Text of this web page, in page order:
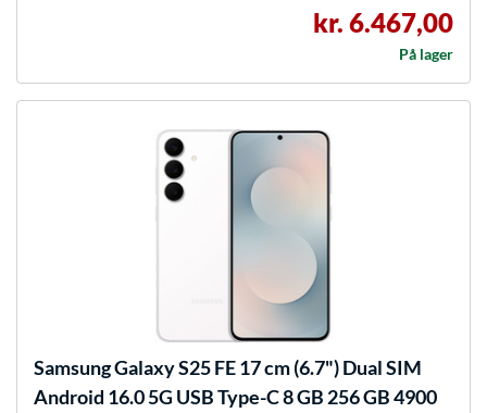
kr. 6.467,00
På lager
SamsungGalaxy S25 FE 17 cm (6.7") Dual SIM
Android 16.0 5G USB Type-C 8 GB 256 GB 4900